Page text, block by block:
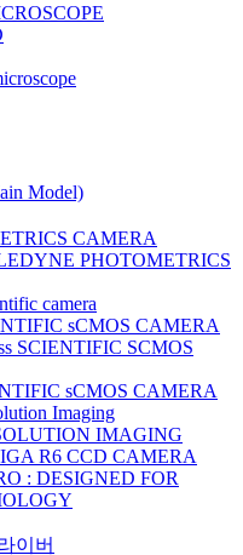
Model)
CAMERA
PHOTOMETRICS
camera
sCMOS CAMERA
SCIENTIFIC SCMOS
sCMOS CAMERA
Imaging
IMAGING
R6 CCD CAMERA
: DESIGNED FOR
이버